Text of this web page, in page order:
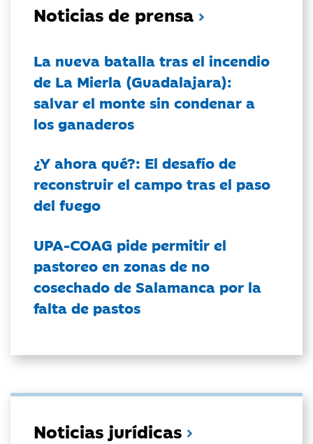
Noticias de prensa
La nueva batalla tras el incendio
de La Mierla (Guadalajara):
salvar el monte sin condenar a
los ganaderos
¿Y ahora qué?: El desafío de
reconstruir el campo tras el paso
del fuego
UPA-COAG pide permitir el
pastoreo en zonas de no
cosechado de Salamanca por la
falta de pastos
Noticias jurídicas